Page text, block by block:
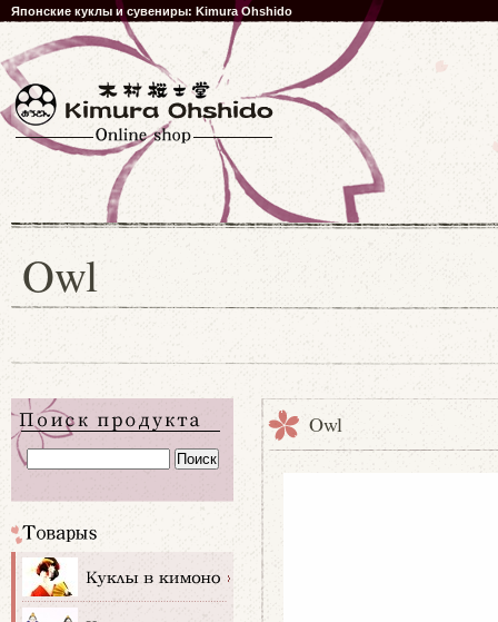
Японские куклы и сувениры: Kimura Ohshido
Owl
Owl